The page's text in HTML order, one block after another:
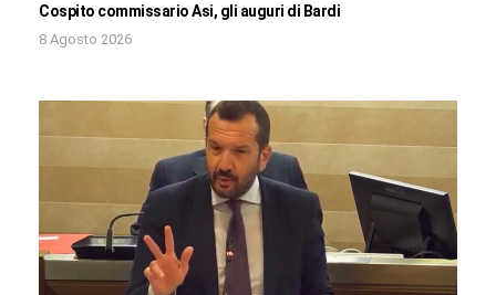
Cospito commissario Asi, gli auguri di Bardi
8 Agosto 2026